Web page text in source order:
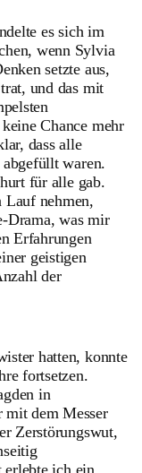
es sich im
wenn Sylvia
setzte aus,
und das mit
Chance mehr
dass alle
waren.
für alle gab.
Lauf nehmen,
Drama, was mir
Erfahrungen
geistigen
der
hatten, konnte
fortsetzen.
in
mit dem Messer
Zerstörungswut,